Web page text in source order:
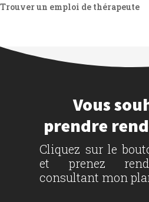
Trouver un emploi de thérapeute
Vous
prendre
Cliquez sur le
et prenez
consultant mon